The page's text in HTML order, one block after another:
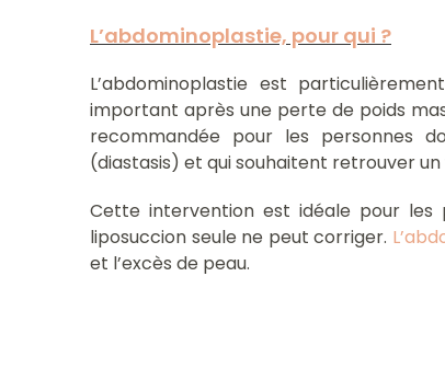
L’abdominoplastie, pour qui ?
L’abdominoplastie est
important après une perte de poids
recommandée pour les personnes
(diastasis) et qui souhaitent retrouver
Cette intervention est idéale pour
liposuccion seule ne peut corriger.
et l’excès de peau.